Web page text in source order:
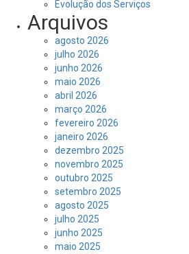
Evolução dos Serviços
Arquivos
agosto 2026
julho 2026
junho 2026
maio 2026
abril 2026
março 2026
fevereiro 2026
janeiro 2026
dezembro 2025
novembro 2025
outubro 2025
setembro 2025
agosto 2025
julho 2025
junho 2025
maio 2025